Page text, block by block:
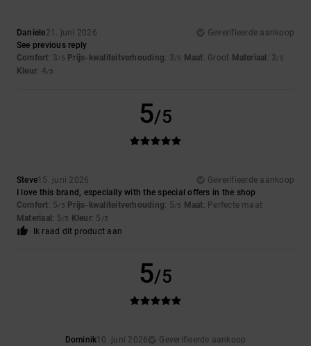
Daniele21. juni 2026
Geverifieerde aankoop
See previous reply
Comfort: 3/5 Prijs-kwaliteitverhouding: 3/5 Maat: Groot Materiaal : 3/5
Kleur: 4/5
5/5
Steve15. juni 2026
Geverifieerde aankoop
I love this brand, especially with the special offers in the shop
Comfort: 5/5 Prijs-kwaliteitverhouding: 5/5 Maat: Perfecte maat
Materiaal : 5/5 Kleur: 5 /5
Ik raad dit product aan
5/5
Dominik10. juni 2026
Geverifieerde aankoop